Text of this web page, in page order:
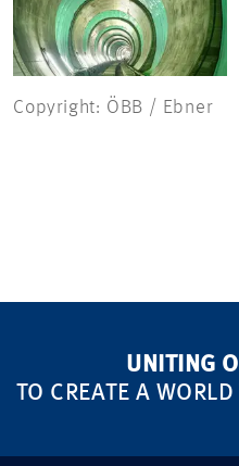
Copyright: ÖBB / Ebner
UNITING
TO CREATE A